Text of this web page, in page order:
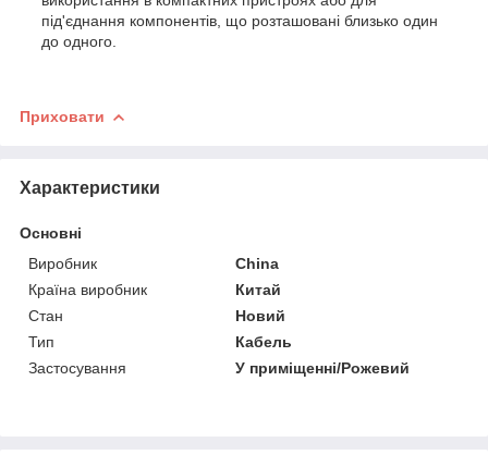
під'єднання компонентів, що розташовані близько один
до одного.
Приховати
Характеристики
Основні
Виробник
China
Країна виробник
Китай
Стан
Новий
Тип
Кабель
Застосування
У приміщенні/Рожевий